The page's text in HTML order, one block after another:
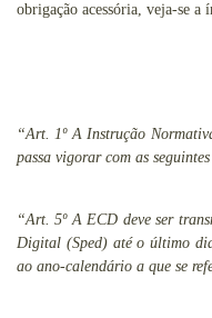
obrigação acessória, veja-se
“Art. 1º A Instrução
passa vigorar com as
“Art. 5º A ECD deve ser
Digital (Sped) até o último
ao ano-calendário a que se